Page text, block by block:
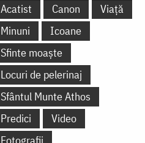
Acatist Canon
Viață
Minuni
Icoane
Sfinte moaște
Locuri de pelerinaj
Sfântul Munte Athos
Predici
Video
Fotografii